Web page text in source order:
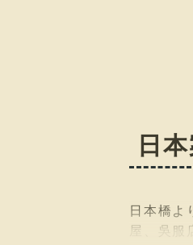
日
日本橋よ
屋、吳服